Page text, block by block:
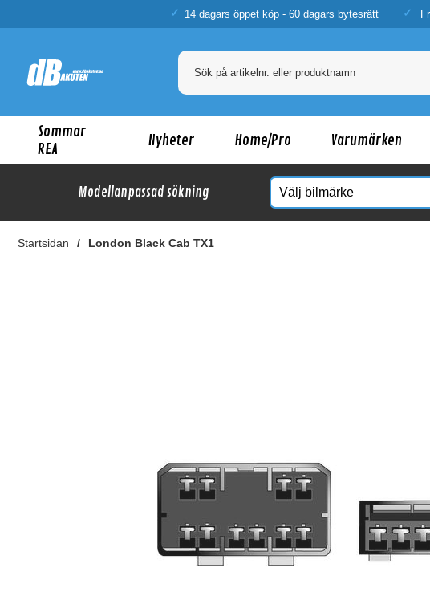
14 dagars öppet köp - 60 dagars bytesrätt
Sommar
REA
Nyheter Home/Pro Varumärken
Modellanpassad sökning
Startsidan London Black Cab TX1
Kanske